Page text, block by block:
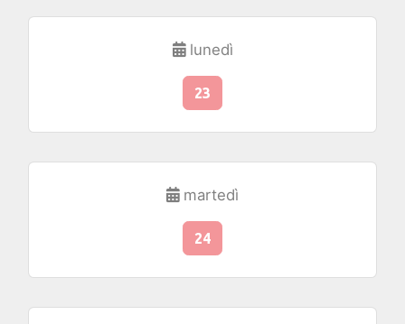
lunedì
23
martedì
24